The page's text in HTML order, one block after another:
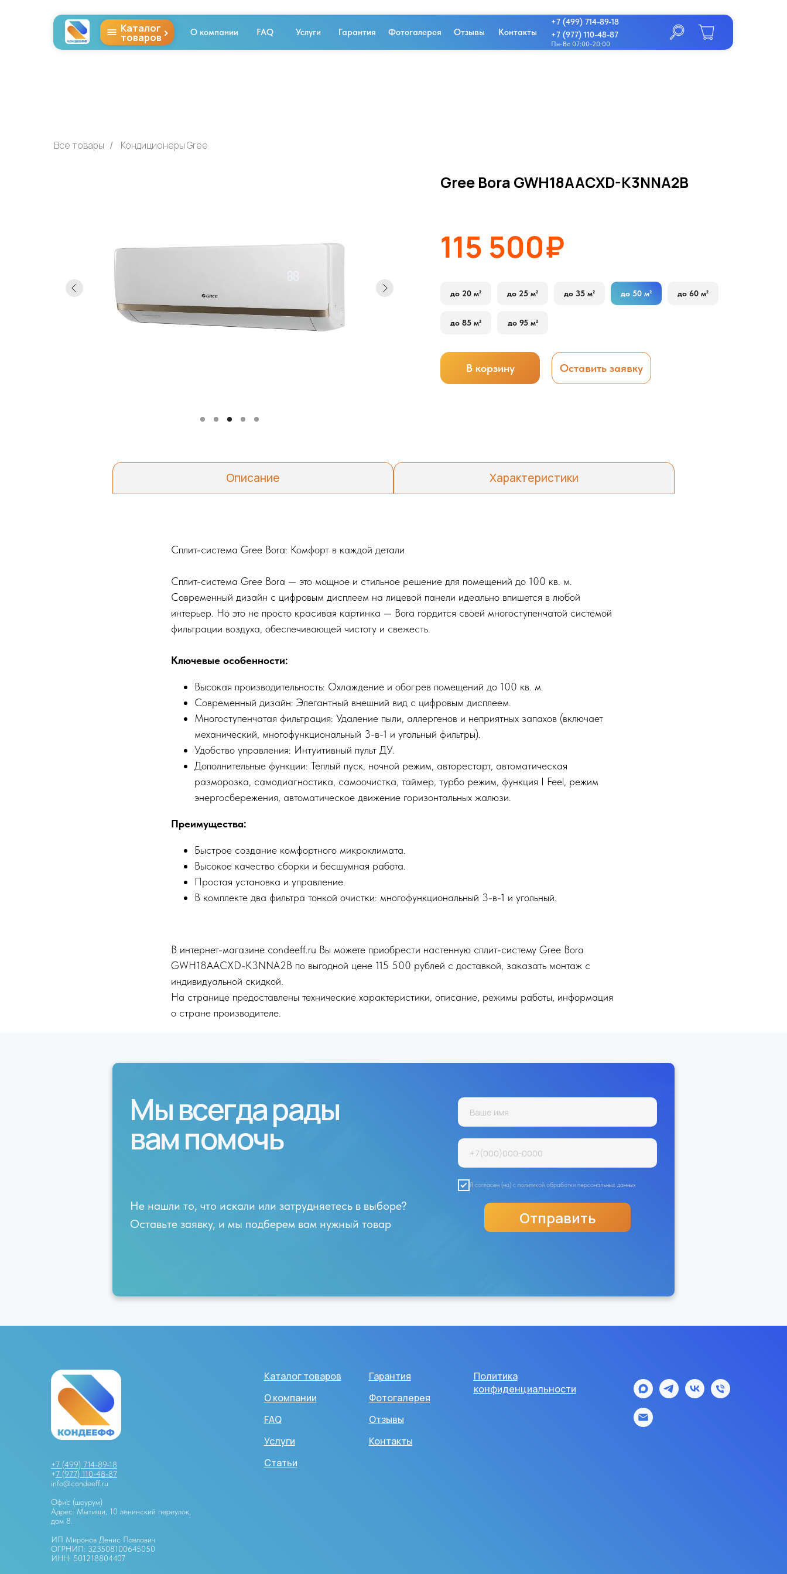
О компании Фотогалерея
Гарантия
Услуги Контакты
Пн-Вс 07:00-20:00
+7 (499) 714-89-18
+7 (977) 110-48-87
Отзывы
FAQ
Каталог
товаров >
Все товары / Кондиционеры Gree
Gree Bora GWH18AACXD-K3NNA2B
Описание Характеристики
до 20 м² до 25 м² до 35 м² до 50 м² до 60 м²
до 85 м² до 95 м²
В корзину Оставить заявку
115 500₽
Сплит-система Gree Bora: Комфорт в каждой детали
Сплит-система Gree Bora — это мощное и стильное решение для помещений до 100 кв. м.
Современный дизайн с цифровым дисплеем на лицевой панели идеально впишется в любой
интерьер. Но это не просто красивая картинка — Bora гордится своей многоступенчатой системой
фильтрации воздуха, обеспечивающей чистоту и свежесть.
Ключевые особенности:
Высокая производительность: Охлаждение и обогрев помещений до 100 кв. м.
Современный дизайн: Элегантный внешний вид с цифровым дисплеем.
Многоступенчатая фильтрация: Удаление пыли, аллергенов и неприятных запахов (включает
механический, многофункциональный 3-в-1 и угольный фильтры).
Удобство управления: Интуитивный пульт ДУ.
Дополнительные функции: Теплый пуск, ночной режим, авторестарт, автоматическая
разморозка, самодиагностика, самоочистка, таймер, турбо режим, функция I Feel, режим
энергосбережения, автоматическое движение горизонтальных жалюзи.
Преимущества:
Быстрое создание комфортного микроклимата.
Высокое качество сборки и бесшумная работа.
Простая установка и управление.
В комплекте два фильтра тонкой очистки: многофункциональный 3-в-1 и угольный.
В интернет-магазине condeeff.ru Вы можете приобрести настенную сплит-систему Gree Bora
GWH18AACXD-K3NNA2B по выгодной цене 115 500 рублей с доставкой, заказать монтаж с
индивидуальной скидкой.
На странице предоставлены технические характеристики, описание, режимы работы, информация
о стране производителе.
Я согласен (на) с политикой обработки персональных данных
Отправить
Не нашли то, что искали или затрудняетесь в выборе?
Оставьте заявку, и мы подберем вам нужный товар
Мы всегда рады
вам помочь
+7 (499) 714-89-18
+7 (977) 110-48-87
info@condeeff.ru
Офис (шоурум)
Адрес: Мытищи, 10 ленинский переулок,
дом 8.
ИП Миронов Денис Павлович
ОГРНИП: 323508100645050
ИНН: 501218804407
Каталог товаров
О компании
FAQ
Услуги
Статьи
Гарантия
Фотогалерея
Отзывы
Контакты
Политика
конфиденциальности